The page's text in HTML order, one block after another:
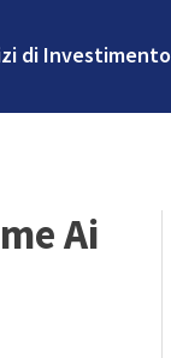
di Investimento
Ai